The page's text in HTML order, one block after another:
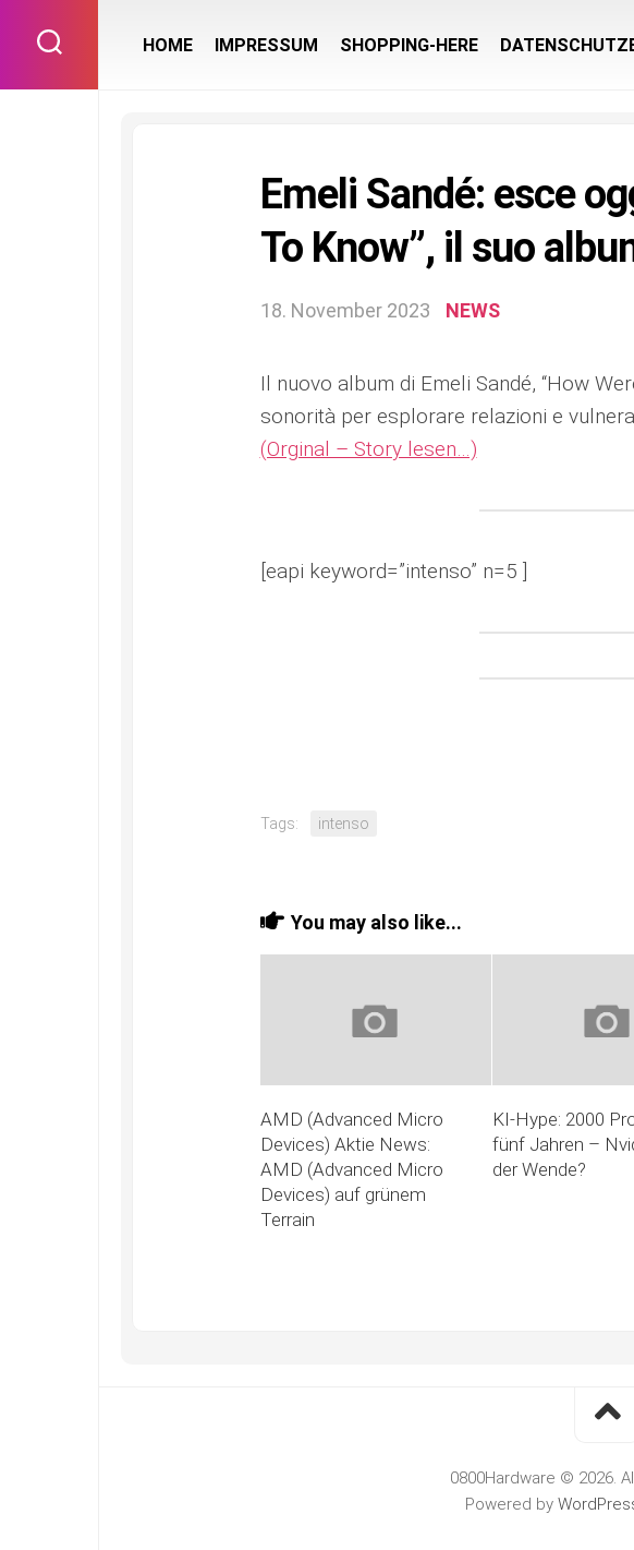
content
HOME IMPRESSUM SHOPPING-HERE
Emeli Sandé: esce
To Know”, il suo
18. November 2023 NEWS
Il nuovo album di Emeli Sandé, “How
sonorità per esplorare relazioni e
(Orginal – Story lesen…)
[eapi keyword=”intenso” n=5 ]
Tags: intenso
You may also like...
AMD (Advanced Micro
Devices) Aktie News:
AMD (Advanced Micro
Devices) auf grünem
Terrain
KI-Hype: 2000
fünf Jahren –
der Wende?
0800Hardware © 2026.
Powered by